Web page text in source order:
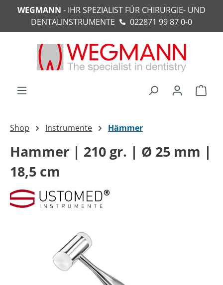
springen
WEGMANN - IHR SPEZIALIST FÜR CHIRURGIE- UND
DENTALINSTRUMENTE
022871 99 87 0-0
Shop Instrumente Hämmer
Hammer | 210 gr. | Ø 25 mm |
18,5 cm
Bildergalerie überspringen